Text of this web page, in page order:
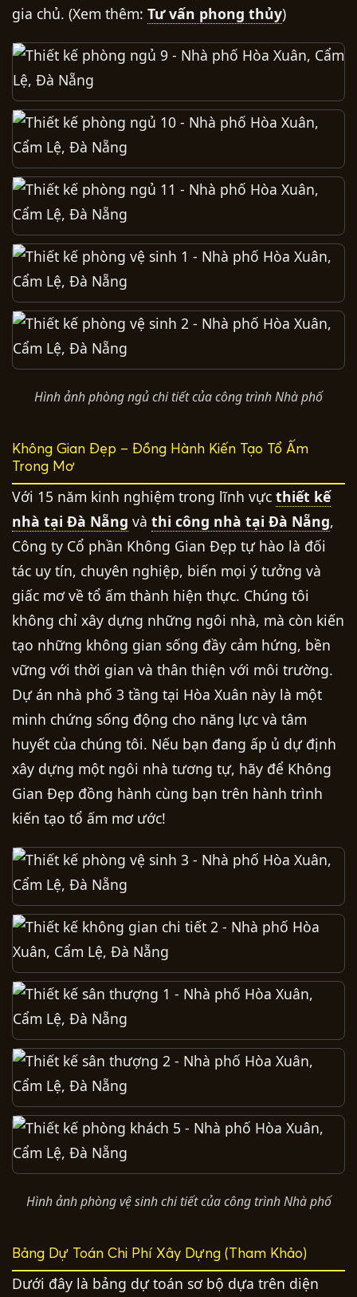
gia chủ. (Xem thêm: Tư vấn phong thủy)
Hình ảnh phòng ngủ chi tiết của công trình Nhà phố
Không Gian Đẹp – Đồng Hành Kiến Tạo Tổ Ấm
Trong Mơ
Với 15 năm kinh nghiệm trong lĩnh vực thiết kế
nhà tại Đà Nẵng và thi công nhà tại Đà Nẵng,
Công ty Cổ phần Không Gian Đẹp tự hào là đối
tác uy tín, chuyên nghiệp, biến mọi ý tưởng và
giấc mơ về tổ ấm thành hiện thực. Chúng tôi
không chỉ xây dựng những ngôi nhà, mà còn kiến
tạo những không gian sống đầy cảm hứng, bền
vững với thời gian và thân thiện với môi trường.
Dự án nhà phố 3 tầng tại Hòa Xuân này là một
minh chứng sống động cho năng lực và tâm
huyết của chúng tôi. Nếu bạn đang ấp ủ dự định
xây dựng một ngôi nhà tương tự, hãy để Không
Gian Đẹp đồng hành cùng bạn trên hành trình
kiến tạo tổ ấm mơ ước!
Hình ảnh phòng vệ sinh chi tiết của công trình Nhà phố
Bảng Dự Toán Chi Phí Xây Dựng (Tham Khảo)
Dưới đây là bảng dự toán sơ bộ dựa trên diện